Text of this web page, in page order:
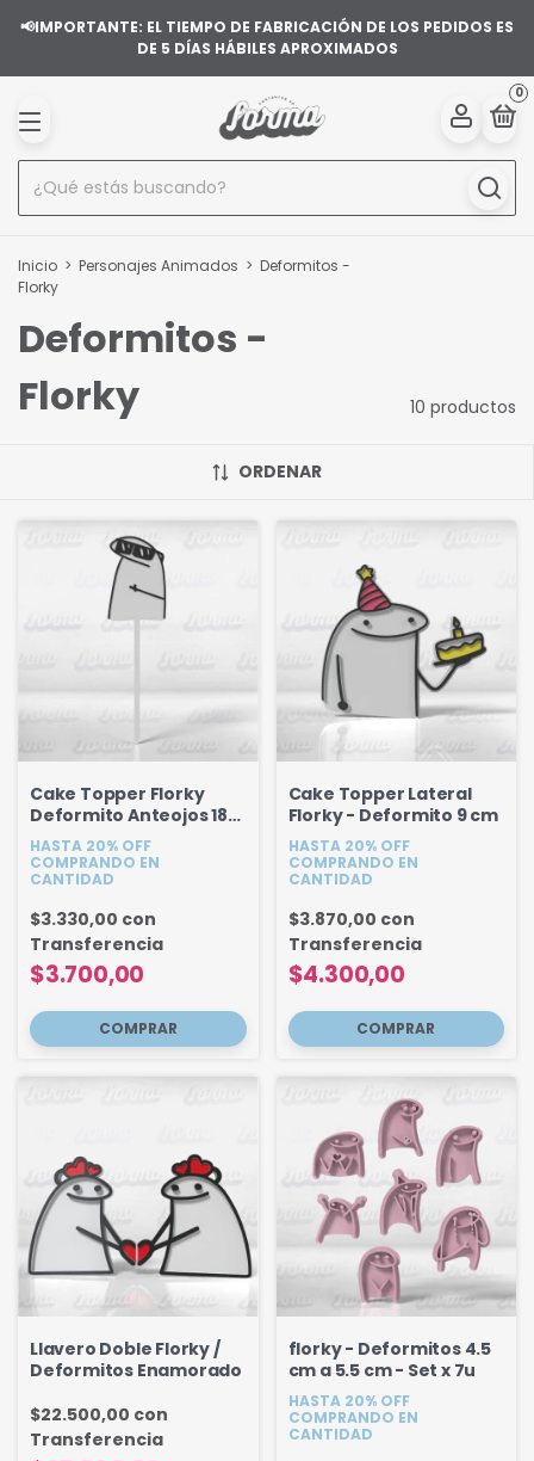
📢IMPORTANTE: EL TIEMPO DE FABRICACIÓN DE LOS PEDIDOS ES
DE 5 DÍAS HÁBILES APROXIMADOS
0
Inicio > Personajes Animados > Deformitos -
Florky
Deformitos -
Florky
10 productos
ORDENAR
Cake Topper Florky
Deformito Anteojos 18
cm
HASTA 20% OFF
COMPRANDO EN
CANTIDAD
$3.700,00
$3.330,00 con
Transferencia
Cake Topper Lateral
Florky - Deformito 9 cm
HASTA 20% OFF
COMPRANDO EN
CANTIDAD
$4.300,00
$3.870,00 con
Transferencia
Llavero Doble Florky /
Deformitos Enamorado
$22.500,00 con
Transferencia
florky - Deformitos 4.5
cm a 5.5 cm - Set x 7u
HASTA 20% OFF
COMPRANDO EN
CANTIDAD